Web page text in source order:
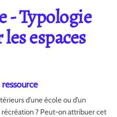
c
e
- Typologie
espaces
d’une école ou d’un
? Peut-on attribuer cet